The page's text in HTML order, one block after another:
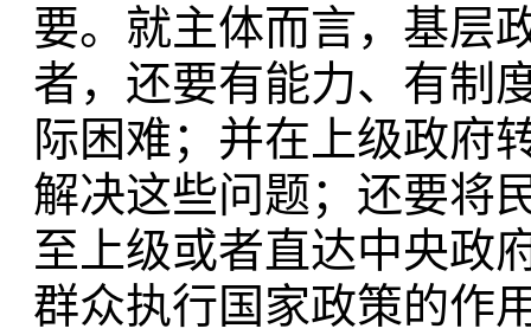
要。就主体而言，基层
者，还要有能力、有制
际困难；并在上级政府
解决这些问题；还要将
至上级或者直达中央政
群众执行国家政策的作